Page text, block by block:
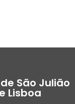
São Julião
Lisboa